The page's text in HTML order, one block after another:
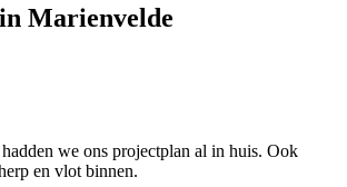
Marienvelde
we ons projectplan al in huis. Ook
en vlot binnen.